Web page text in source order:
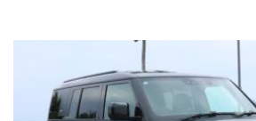
会話や音楽を楽しめる上質な空間が広がります。 安全装
しており、アダプティブクルーズコントロ
シスト、全周囲カメラなど、先進のドライ
載。 長距離移動でも安心してご利用いただけます。